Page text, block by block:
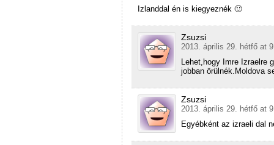
Izlanddal én is kiegyeznék 🙂
Zsuzsi
2013. április 29. hétfő at
Lehet,hogy Imre Izraelre
jobban örülnék.Moldova
Zsuzsi
2013. április 29. hétfő at
Egyébként az izraeli dal